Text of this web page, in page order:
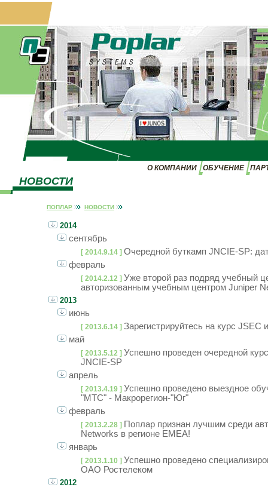
О КОМПАНИИ ОБУЧЕНИЕ
НОВОСТИ
ПОПЛАР НОВОСТИ
2014
сентябрь
[ 2014.9.14 ] Очередной буткамп JNCIE-SP:
февраль
[ 2014.2.12 ] Уже второй раз подряд учебный
авторизованным учебным центром Juniper
2013
июнь
[ 2013.6.14 ] Зарегистрируйтесь на курс JSEC
май
[ 2013.5.12 ] Успешно проведен очередной
JNCIE-SP
апрель
[ 2013.4.19 ] Успешно проведено выездное
"МТС" - Макрорегион-"Юг"
февраль
[ 2013.2.28 ] Поплар признан лучшим среди
Networks в регионе EMEA!
январь
[ 2013.1.10 ] Успешно проведено
ОАО Ростелеком
2012